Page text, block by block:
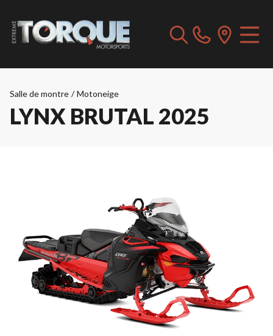
Salle de montre / Motoneige
LYNX BRUTAL 2025